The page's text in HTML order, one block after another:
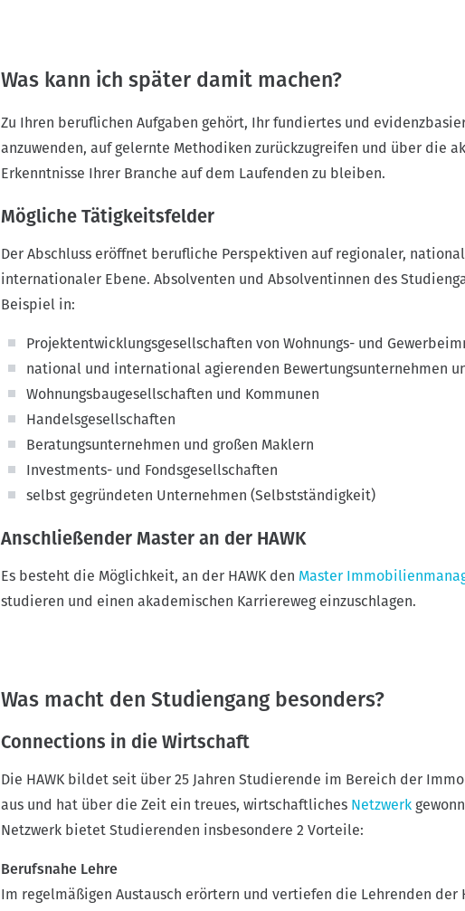
Was kann ich später damit machen?
Zu Ihren beruflichen Aufgaben gehört, Ihr fundiertes und
anzuwenden, auf gelernte Methodiken zurückzugreifen und über die
Erkenntnisse Ihrer Branche auf dem Laufenden zu bleiben.
Mögliche Tätigkeitsfelder
Der Abschluss eröffnet berufliche Perspektiven auf regionaler,
internationaler Ebene. Absolventen und Absolventinnen des
Beispiel in:
Projektentwicklungsgesellschaften von Wohnungs- und
national und international agierenden Bewertungsunternehmen
Wohnungsbaugesellschaften und Kommunen
Handelsgesellschaften
Beratungsunternehmen und großen Maklern
Investments- und Fondsgesellschaften
selbst gegründeten Unternehmen (Selbstständigkeit)
Anschließender Master an der HAWK
Es besteht die Möglichkeit, an der HAWK den Master
studieren und einen akademischen Karriereweg einzuschlagen.
Was macht den Studiengang besonders?
Connections in die Wirtschaft
Die HAWK bildet seit über 25 Jahren Studierende im Bereich der
aus und hat über die Zeit ein treues, wirtschaftliches Netzwerk
Netzwerk bietet Studierenden insbesondere 2 Vorteile:
Berufsnahe Lehre
Im regelmäßigen Austausch erörtern und vertiefen die Lehrenden der